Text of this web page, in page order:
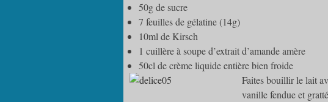
50g de sucre
7 feuilles de gélatine (14g)
10ml de Kirsch
1 cuillère à soupe d’extrait d’amande amère
50cl de crème liquide entière bien froide
Faites bouillir le lait
vanille fendue et